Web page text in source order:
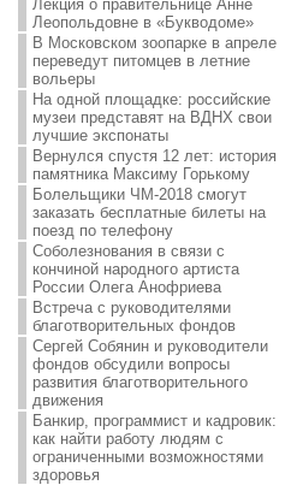
Лекция о правительнице Анне
Леопольдовне в «Букводоме»
В Московском зоопарке в апреле
переведут питомцев в летние
вольеры
На одной площадке: российские
музеи представят на ВДНХ свои
лучшие экспонаты
Вернулся спустя 12 лет: история
памятника Максиму Горькому
Болельщики ЧМ-2018 смогут
заказать бесплатные билеты на
поезд по телефону
Соболезнования в связи с
кончиной народного артиста
России Олега Анофриева
Встреча с руководителями
благотворительных фондов
Сергей Собянин и руководители
фондов обсудили вопросы
развития благотворительного
движения
Банкир, программист и кадровик:
как найти работу людям с
ограниченными возможностями
здоровья